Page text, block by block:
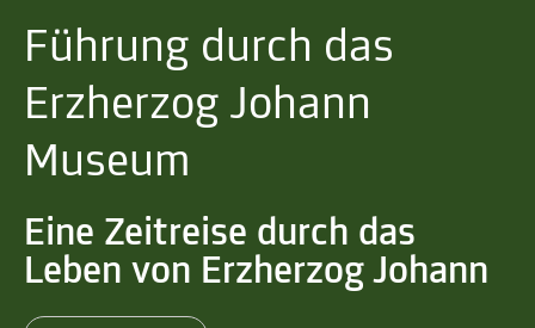
Führung durch das
Erzherzog Johann
Museum
Eine Zeitreise durch das
Leben von Erzherzog Johann